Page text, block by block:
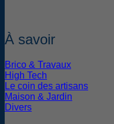
À savoir
Brico & Travaux
High Tech
Le coin des artisans
Maison & Jardin
Divers